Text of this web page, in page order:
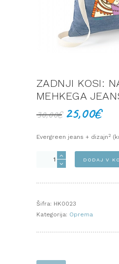
ZADNJI KOSI:
MEHKEGA
30,00€ Izvirna
je
30,00€.
25,00€
je:
Evergreen jeans + dizajn 2
Zadnji
mehkega
DODAJ V
Šifra: HK0023
Kategorija: Oprema